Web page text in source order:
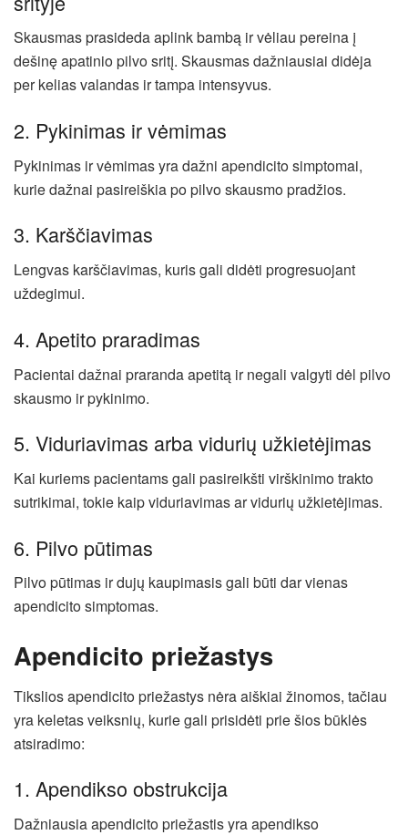
Skausmas prasideda aplink bambą ir vėliau pereina į
dešinę apatinio pilvo sritį. Skausmas dažniausiai didėja
per kelias valandas ir tampa intensyvus.
2. Pykinimas ir vėmimas
Pykinimas ir vėmimas yra dažni apendicito simptomai,
kurie dažnai pasireiškia po pilvo skausmo pradžios.
3. Karščiavimas
Lengvas karščiavimas, kuris gali didėti progresuojant
uždegimui.
4. Apetito praradimas
Pacientai dažnai praranda apetitą ir negali valgyti dėl pilvo
skausmo ir pykinimo.
5. Viduriavimas arba vidurių užkietėjimas
Kai kuriems pacientams gali pasireikšti virškinimo trakto
sutrikimai, tokie kaip viduriavimas ar vidurių užkietėjimas.
6. Pilvo pūtimas
Pilvo pūtimas ir dujų kaupimasis gali būti dar vienas
apendicito simptomas.
Apendicito priežastys
Tikslios apendicito priežastys nėra aiškiai žinomos, tačiau
yra keletas veiksnių, kurie gali prisidėti prie šios būklės
atsiradimo:
1. Apendikso obstrukcija
Dažniausia apendicito priežastis yra apendikso